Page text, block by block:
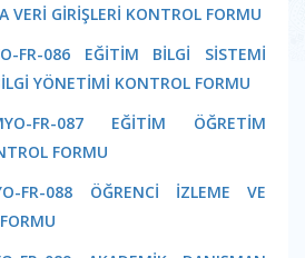
VERİ GİRİŞLERİ KONTROL FORMU
FR-086 EĞİTİM BİLGİ SİSTEMİ
YÖNETİMİ KONTROL FORMU
FR-087 EĞİTİM ÖĞRETİM
FORMU
FR-088 ÖĞRENCİ İZLEME VE